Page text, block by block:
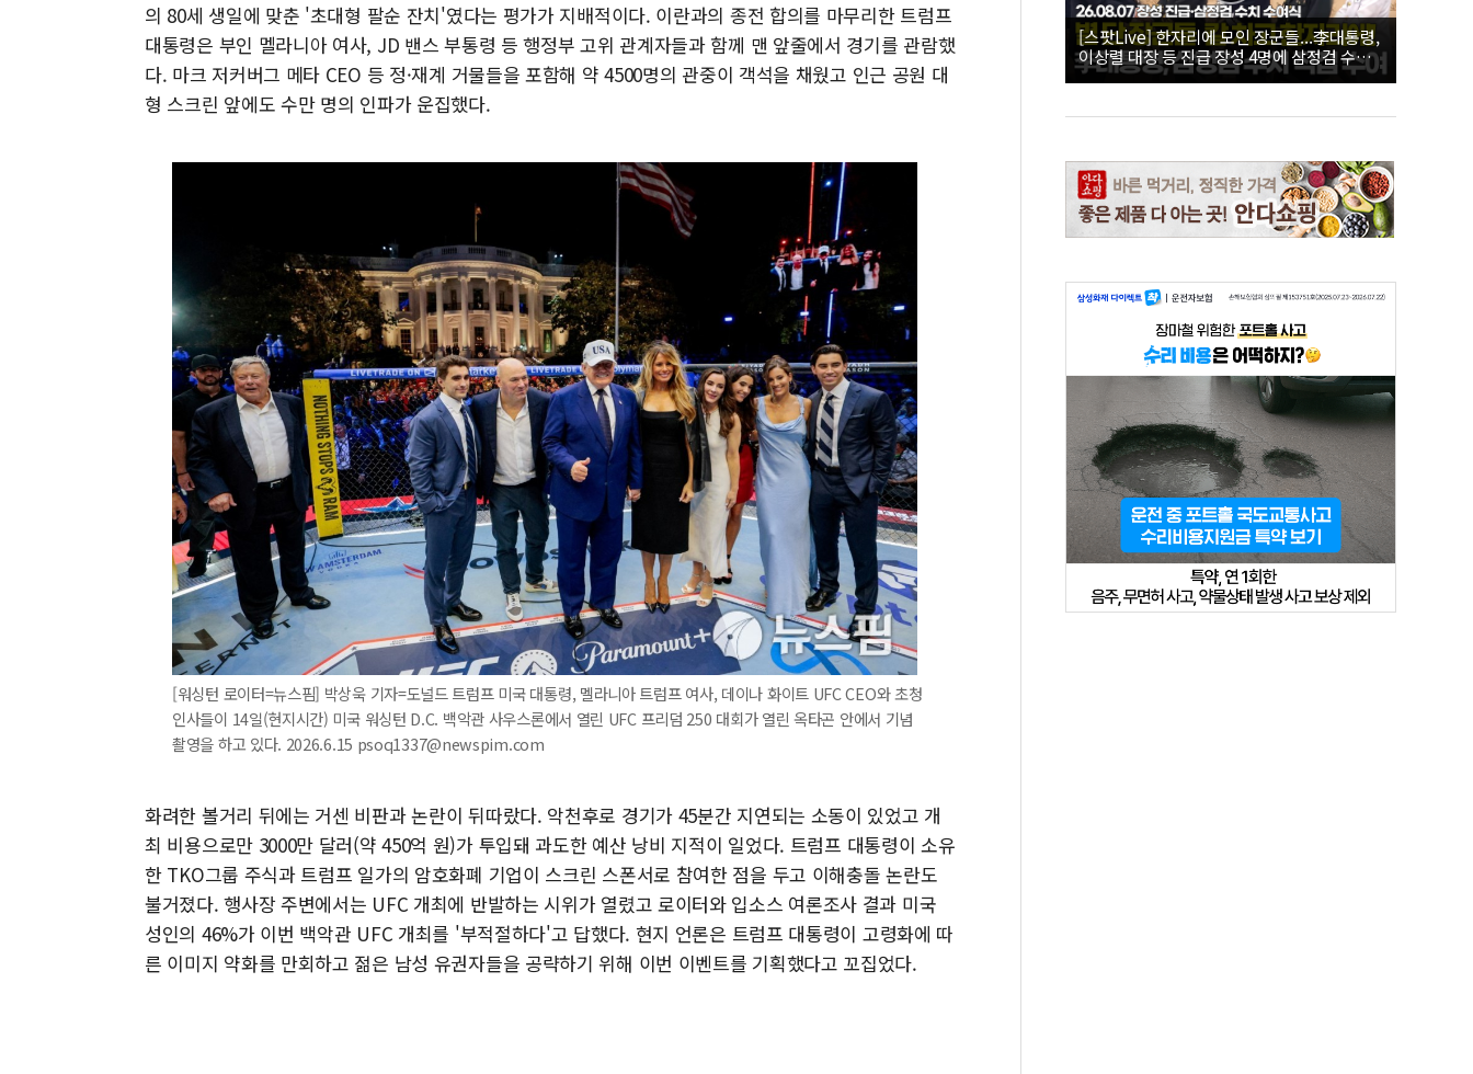
의 80세 생일에 맞춘 '초대형 팔순 잔치'였다는 평가가 지배적이다. 이란과의 종전 합의를 마무리한 트럼프
대통령은 부인 멜라니아 여사, JD 밴스 부통령 등 행정부 고위 관계자들과 함께 맨 앞줄에서 경기를 관람했
다. 마크 저커버그 메타 CEO 등 정·재계 거물들을 포함해 약 4500명의 관중이 객석을 채웠고 인근 공원 대
형 스크린 앞에도 수만 명의 인파가 운집했다.
[워싱턴 로이터=뉴스핌] 박상욱 기자=도널드 트럼프 미국 대통령, 멜라니아 트럼프 여사, 데이나 화이트 UFC CEO와 초청
인사들이 14일(현지시간) 미국 워싱턴 D.C. 백악관 사우스론에서 열린 UFC 프리덤 250 대회가 열린 옥타곤 안에서 기념
촬영을 하고 있다. 2026.6.15 psoq1337@newspim.com
화려한 볼거리 뒤에는 거센 비판과 논란이 뒤따랐다. 악천후로 경기가 45분간 지연되는 소동이 있었고 개
최 비용으로만 3000만 달러(약 450억 원)가 투입돼 과도한 예산 낭비 지적이 일었다. 트럼프 대통령이 소유
한 TKO그룹 주식과 트럼프 일가의 암호화폐 기업이 스크린 스폰서로 참여한 점을 두고 이해충돌 논란도
불거졌다. 행사장 주변에서는 UFC 개최에 반발하는 시위가 열렸고 로이터와 입소스 여론조사 결과 미국
성인의 46%가 이번 백악관 UFC 개최를 '부적절하다'고 답했다. 현지 언론은 트럼프 대통령이 고령화에 따
른 이미지 약화를 만회하고 젊은 남성 유권자들을 공략하기 위해 이번 이벤트를 기획했다고 꼬집었다.
[스팟Live] 한자리에 모인 장군들...李대통령,
이상렬 대장 등 진급 장성 4명에 삼정검 수치
직접 수여｜26.08.07 장성 진급·삼정검 수치